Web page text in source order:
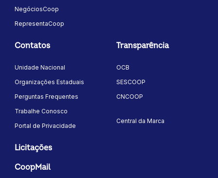
NegóciosCoop
RepresentaCoop
Contatos
Unidade Nacional
Organizações Estaduais
Perguntas Frequentes
Trabalhe Conosco
Portal de Privacidade
Transparência
OCB
SESCOOP
CNCOOP
Central da Marca
Licitações
CoopMail